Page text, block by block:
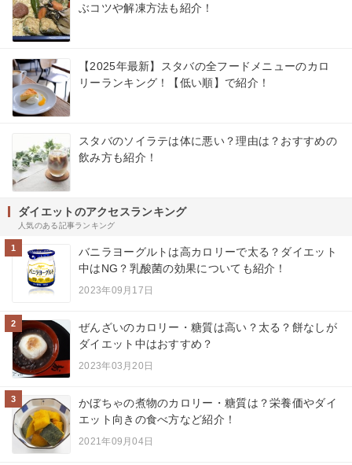
ぶコツや解凍方法も紹介！
【2025年最新】スタバの全フードメニューのカロ
リーランキング！【低い順】で紹介！
スタバのソイラテは体に悪い？理由は？おすすめの
飲み方も紹介！
ダイエットのアクセスランキング
人気のある記事ランキング
1
バニラヨーグルトは高カロリーで太る？ダイエット
中はNG？乳酸菌の効果についても紹介！
2023年09月17日
2
ぜんざいのカロリー・糖質は高い？太る？餅なしが
ダイエット中はおすすめ？
2023年03月20日
3
かぼちゃの煮物のカロリー・糖質は？栄養価やダイ
エット向きの食べ方など紹介！
2021年09月04日